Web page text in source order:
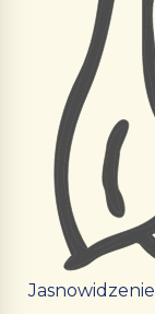
Jasnowidzenie